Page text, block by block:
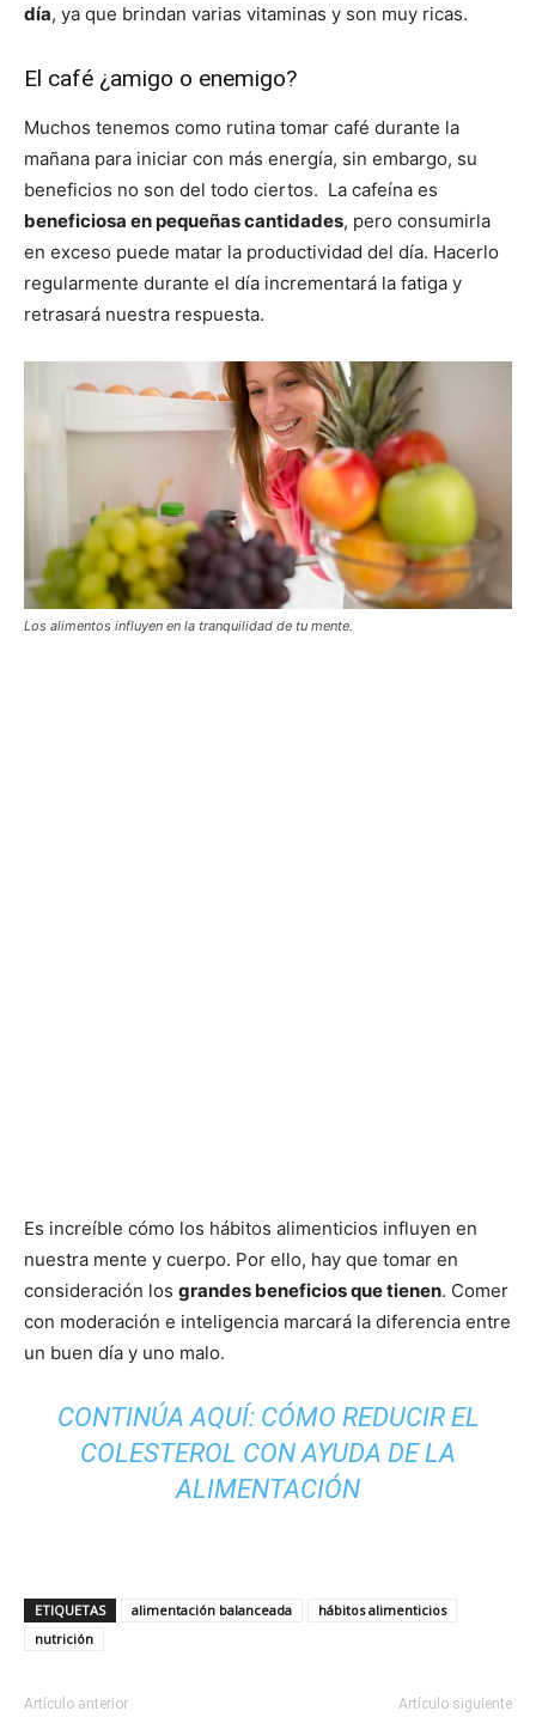
día, ya que brindan varias vitaminas y son muy ricas.
El café ¿amigo o enemigo?
Muchos tenemos como rutina tomar café durante la
mañana para iniciar con más energía, sin embargo, su
beneficios no son del todo ciertos. La cafeína es
beneficiosa en pequeñas cantidades, pero consumirla
en exceso puede matar la productividad del día. Hacerlo
regularmente durante el día incrementará la fatiga y
retrasará nuestra respuesta.
Los alimentos influyen en la tranquilidad de tu mente.
Es increíble cómo los hábitos alimenticios influyen en
nuestra mente y cuerpo. Por ello, hay que tomar en
consideración los grandes beneficios que tienen. Comer
con moderación e inteligencia marcará la diferencia entre
un buen día y uno malo.
CONTINÚA AQUÍ: CÓMO REDUCIR EL
COLESTEROL CON AYUDA DE LA
ALIMENTACIÓN
ETIQUETAS alimentación balanceada
hábitos alimenticios
nutrición
Artículo anterior Artículo siguiente